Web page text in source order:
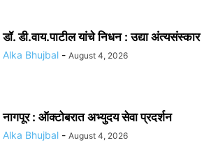
डॉ. डी.वाय.पाटील यांचे निधन : उद्या अंत्यसंस्कार
Alka Bhujbal - August 4, 2026
नागपूर : ऑक्टोबरात अभ्युदय सेवा प्रदर्शन
Alka Bhujbal - August 4, 2026